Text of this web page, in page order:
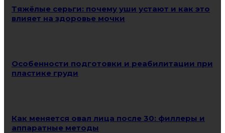
Тяжёлые серьги: почему уши устают и как это
влияет на здоровье мочки
Особенности подготовки и реабилитации при
пластике груди
Как меняется овал лица после 30: филлеры и
аппаратные методы